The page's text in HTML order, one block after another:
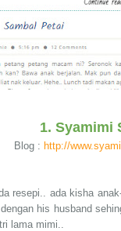
1. Syamimi
Blog : http://
resepi.. ada kisha
his husband
lama mimi..